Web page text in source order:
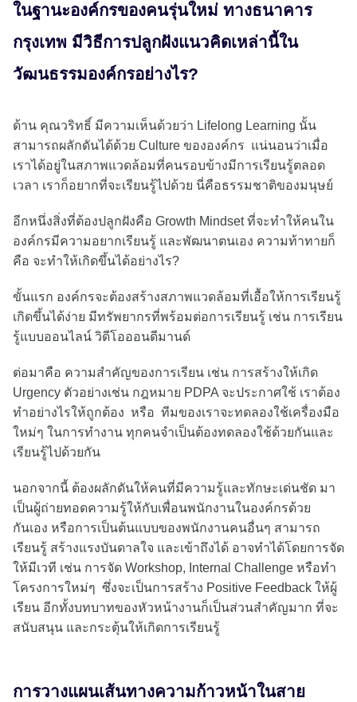
ในฐานะองค์กรของคนรุ่นใหม่ ทางธนาคาร
กรุงเทพ มีวิธีการปลูกฝังแนวคิดเหล่านี้ใน
วัฒนธรรมองค์กรอย่างไร?
ด้าน คุณวริทธิ์ มีความเห็นด้วยว่า Lifelong Learning นั้น
สามารถผลักดันได้ด้วย Culture ขององค์กร แน่นอนว่าเมื่อ
เราได้อยู่ในสภาพแวดล้อมที่คนรอบข้างมีการเรียนรู้ตลอด
เวลา เราก็อยากที่จะเรียนรู้ไปด้วย นี่คือธรรมชาติของมนุษย์
อีกหนึ่งสิ่งที่ต้องปลูกฝังคือ Growth Mindset ที่จะทำให้คนใน
องค์กรมีความอยากเรียนรู้ และพัฒนาตนเอง ความท้าทายก็
คือ จะทำให้เกิดขึ้นได้อย่างไร?
ขั้นแรก องค์กรจะต้องสร้างสภาพแวดล้อมที่เอื้อให้การเรียนรู้
เกิดขึ้นได้ง่าย มีทรัพยากรที่พร้อมต่อการเรียนรู้ เช่น การเรียน
รู้แบบออนไลน์ วิดีโอออนดีมานด์
ต่อมาคือ ความสำคัญของการเรียน เช่น การสร้างให้เกิด
Urgency ตัวอย่างเช่น กฎหมาย PDPA จะประกาศใช้ เราต้อง
ทำอย่างไรให้ถูกต้อง หรือ ทีมของเราจะทดลองใช้เครื่องมือ
ใหม่ๆ ในการทำงาน ทุกคนจำเป็นต้องทดลองใช้ด้วยกันและ
เรียนรู้ไปด้วยกัน
นอกจากนี้ ต้องผลักดันให้คนที่มีความรู้และทักษะเด่นชัด มา
เป็นผู้ถ่ายทอดความรู้ให้กับเพื่อนพนักงานในองค์กรด้วย
กันเอง หรือการเป็นต้นแบบของพนักงานคนอื่นๆ สามารถ
เรียนรู้ สร้างแรงบันดาลใจ และเข้าถึงได้ อาจทำได้โดยการจัด
ให้มีเวที เช่น การจัด Workshop, Internal Challenge หรือทำ
โครงการใหม่ๆ ซึ่งจะเป็นการสร้าง Positive Feedback ให้ผู้
เรียน อีกทั้งบทบาทของหัวหน้างานก็เป็นส่วนสำคัญมาก ที่จะ
สนับสนุน และกระตุ้นให้เกิดการเรียนรู้
การวางแผนเส้นทางความก้าวหน้าในสาย